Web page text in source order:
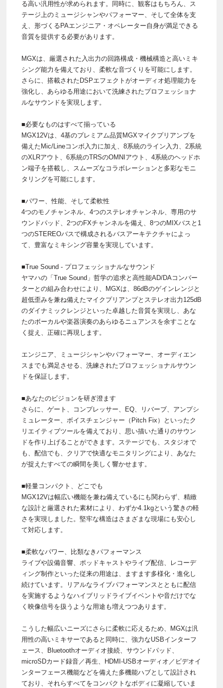
る高い汎用性が求められます。同時に、観客はもちろん、ス
テージ上のミュージシャンやパフォーマー、そして全体を支
え、形づくるPAエンジニア・オペレーター自身が満足できる
音質を提供する必要があります。
MGXは、厳選された入出力の回路構成・機械構造と高いミキ
シング能力を備えており、柔軟な音づくりを可能にします。
さらに、搭載されたDSPエフェクトがオーディオ処理能力を
強化し、あらゆる用途において洗練されたプロフェッショナ
ルなサウンドを実現します。
■必要なものはすべて揃っている
MGX12Vは、4基のプレミアム品質MGXマイクプリアンプを
備えたMic/Lineコンボ入力に加え、8系統のライン入力、2系統
のXLRアウト、6系統のTRSのOMNIアウト、4系統のヘッドホ
ン端子を搭載し、スムーズなコラボレーションと多彩なモニ
タリングを可能にします。
■パワー、性能、そして柔軟性
4つのモノチャンネル、4つのステレオチャンネル、専用のサ
ウンドパッド、2つのFXチャンネルを備え、8つのMIXバスと1
つのSTEREOバスで構成されるバスアーキテクチャによっ
て、豊富なミキシング容量を実現しています。
■True Sound - プロフェッショナルなサウンド
ヤマハの「True Sound」哲学の追求と高性能AD/DAコンバー
ターとの組み合わせにより、MGXは、86dBのゲインレンジと
超低歪みを兼ね備えたマイクプリアンプとステレオ出力125dB
のダイナミックレンジといった卓越した音質を実現し、あな
たのボーカルや楽器演奏のあらゆるニュアンスを余すことな
く捉え、正確に再現します。
エンジニア、ミュージシャンやパフォーマー、オーディエン
スまでも満足させる、洗練されたプロフェッショナルサウン
ドを保証します。
■あなたのビジョンを研ぎ澄ます
さらに、ゲート、コンプレッサー、EQ、リバーブ、アンプシ
ミュレーター、ボイスチェンジャー（Pitch Fix）といったク
リエイティブツールを備えており、思い描いた通りのサウン
ドを作り上げることができます。ステージでも、スタジオで
も、配信でも、クリアで快適なモニタリングにより、あなた
が捉えたすべての瞬間を美しく響かせます。
■軽量コンパクト、どこでも
MGX12Vは幅広い機能を兼ね備えているにも関わらず、精緻
な設計と厳選された素材により、わずか4.1kgという驚きの軽
さを実現しました。堅牢な構造はさまざまな現場にも安心し
て対応します。
■柔軟なパワー、比類なきパフォーマンス
ライブや設備音響、ポッドキャストやライブ配信、レコーデ
ィング制作といった従来の用途は、ますます多様化・進化し
続けています。リアルなライブパフォーマンスとともに配信
を実施するようなハイブリッドライブイベントや音だけでな
く映像信号を扱うような用途も増えつつあります。
こうした幅広いニーズにさらに柔軟に応えるため、MGXは汎
用性の高いミキサーであると同時に、強力なUSBインターフ
ェース、Bluetoothオーディオ接続、サウンドパッド、
microSDカード録音／再生、HDMI-USBオーディオ／ビデオイ
ンターフェース機能などを備えた多機能ハブとして設計され
ており、それらすべてをコンパクトなボディに凝縮していま